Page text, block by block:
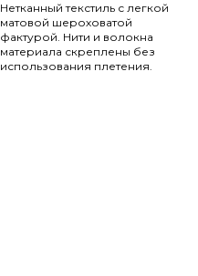
Нетканный текстиль с легкой
матовой шероховатой
фактурой. Нити и волокна
материала скреплены без
использования плетения.